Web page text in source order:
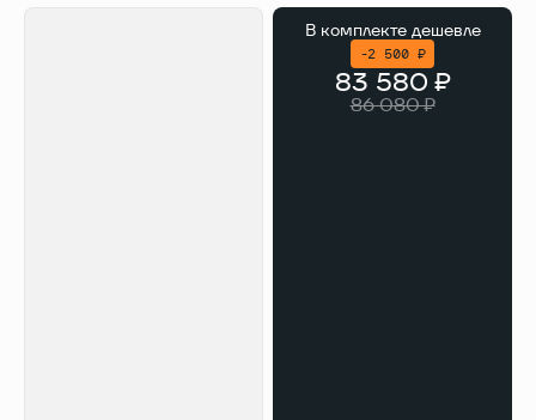
В комплекте дешевле
-2 500 ₽
83 580 ₽
86 080 ₽